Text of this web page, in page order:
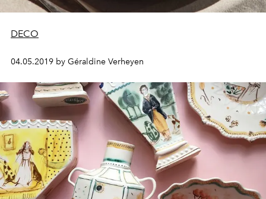
DECO
04.05.2019 by Géraldine Verheyen